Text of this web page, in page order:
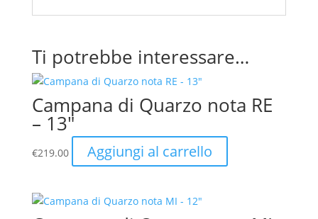
Ti potrebbe interessare…
Campana di Quarzo nota RE
– 13″
€219.00 Aggiungi al carrello